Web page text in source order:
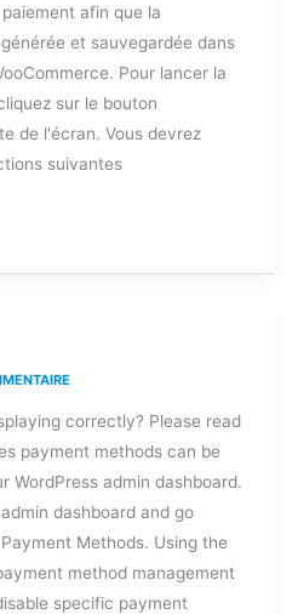
afin que la
et sauvegardée dans
Pour lancer la
sur le bouton
de l'écran. Vous devrez
suivantes
correctly? Please read
payment methods can be
WordPress admin dashboard.
dashboard and go
Methods. Using the
method management
specific payment